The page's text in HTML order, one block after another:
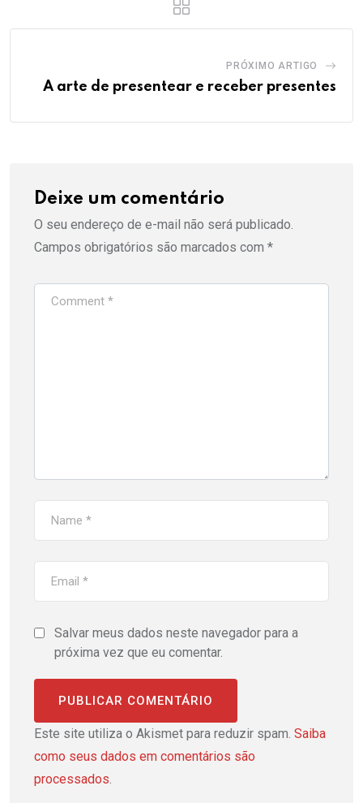
PRÓXIMO ARTIGO
A arte de presentear e receber presentes
Deixe um comentário
O seu endereço de e-mail não será publicado.
Campos obrigatórios são marcados com *
Salvar meus dados neste navegador para a
próxima vez que eu comentar.
Este site utiliza o Akismet para reduzir spam. Saiba
como seus dados em comentários são
processados.